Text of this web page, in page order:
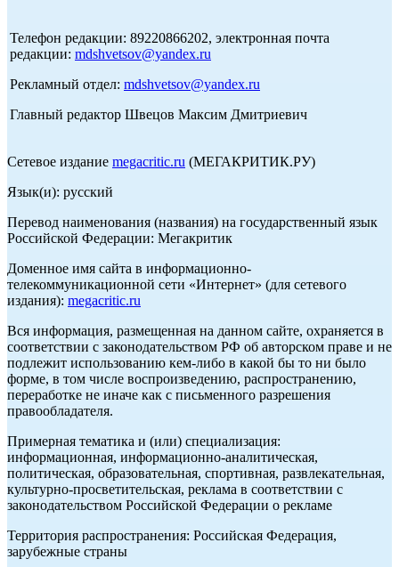
Телефон редакции: 89220866202, электронная почта
редакции: mdshvetsov@yandex.ru
Рекламный отдел: mdshvetsov@yandex.ru
Главный редактор Швецов Максим Дмитриевич
Сетевое издание megacritic.ru (МЕГАКРИТИК.РУ)
Язык(и): русский
Перевод наименования (названия) на государственный язык
Российской Федерации: Мегакритик
Доменное имя сайта в информационно-
телекоммуникационной сети «Интернет» (для сетевого
издания): megacritic.ru
Вся информация, размещенная на данном сайте, охраняется в
соответствии с законодательством РФ об авторском праве и не
подлежит использованию кем-либо в какой бы то ни было
форме, в том числе воспроизведению, распространению,
переработке не иначе как с письменного разрешения
правообладателя.
Примерная тематика и (или) специализация:
информационная, информационно-аналитическая,
политическая, образовательная, спортивная, развлекательная,
культурно-просветительская, реклама в соответствии с
законодательством Российской Федерации о рекламе
Территория распространения: Российская Федерация,
зарубежные страны